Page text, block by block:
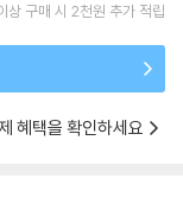
상 구매 시 2천원 추가 적립
혜택을 확인하세요